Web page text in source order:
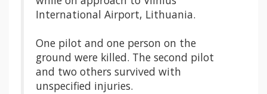
International Airport, Lithuania.
One pilot and one person on the
ground were killed. The second pilot
and two others survived with
unspecified injuries.